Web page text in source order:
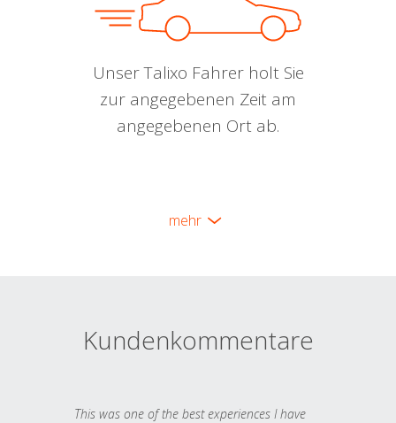
Unser Talixo Fahrer holt Sie
zur angegebenen Zeit am
angegebenen Ort ab.
mehr
Kundenkommentare
This was one of the best experiences I have